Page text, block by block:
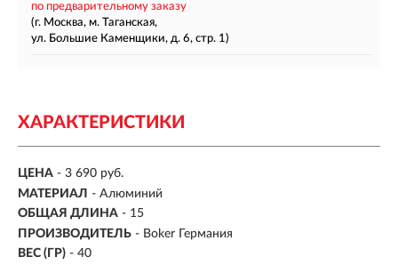
по предварительному заказу
(г. Москва, м. Таганская,
ул. Большие Каменщики, д. 6, стр. 1)
ХАРАКТЕРИСТИКИ
ЦЕНА - 3 690 руб.
МАТЕРИАЛ - Алюминий
ОБЩАЯ ДЛИНА - 15
ПРОИЗВОДИТЕЛЬ - Boker Германия
ВЕС (ГР) - 40